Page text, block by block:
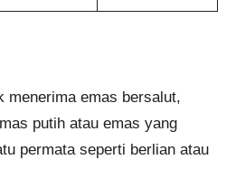
menerima emas bersalut,
putih atau emas yang
permata seperti berlian atau